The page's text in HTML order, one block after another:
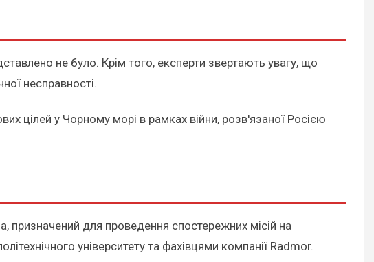
не було. Крім того, експерти звертають увагу, що
несправності.
цілей у Чорному морі в рамках війни, розв'язаної Росією
призначений для проведення спостережних місій на
університету та фахівцями компанії Radmor.